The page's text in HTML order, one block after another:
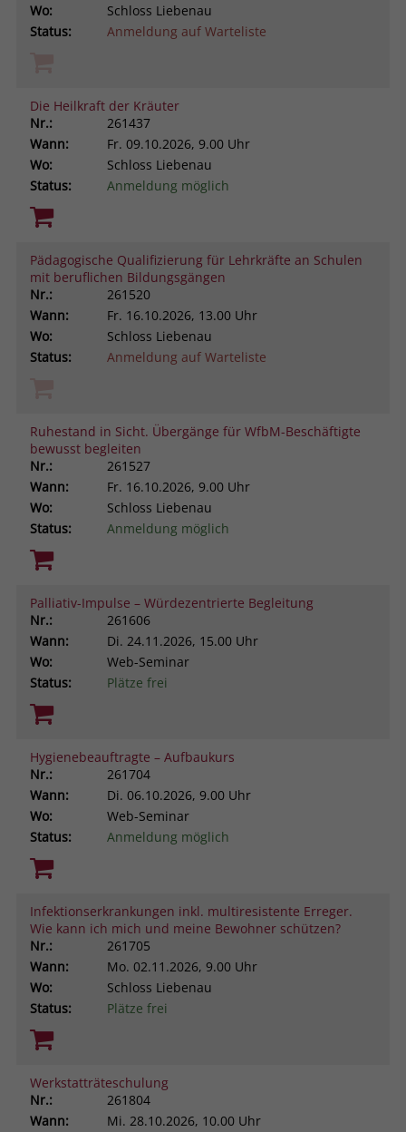
Wo:
Schloss Liebenau
Status:
Anmeldung auf Warteliste
Die Heilkraft der Kräuter
Nr.:
261437
Wann:
Fr. 09.10.2026, 9.00 Uhr
Wo:
Schloss Liebenau
Status:
Anmeldung möglich
Pädagogische Qualifizierung für Lehrkräfte an Schulen
mit beruflichen Bildungsgängen
Nr.:
261520
Wann:
Fr. 16.10.2026, 13.00 Uhr
Wo:
Schloss Liebenau
Status:
Anmeldung auf Warteliste
Ruhestand in Sicht. Übergänge für WfbM-Beschäftigte
bewusst begleiten
Nr.:
261527
Wann:
Fr. 16.10.2026, 9.00 Uhr
Wo:
Schloss Liebenau
Status:
Anmeldung möglich
Palliativ-Impulse – Würdezentrierte Begleitung
Nr.:
261606
Wann:
Di. 24.11.2026, 15.00 Uhr
Wo:
Web-Seminar
Status:
Plätze frei
Hygienebeauftragte – Aufbaukurs
Nr.:
261704
Wann:
Di. 06.10.2026, 9.00 Uhr
Wo:
Web-Seminar
Status:
Anmeldung möglich
Infektionserkrankungen inkl. multiresistente Erreger.
Wie kann ich mich und meine Bewohner schützen?
Nr.:
261705
Wann:
Mo. 02.11.2026, 9.00 Uhr
Wo:
Schloss Liebenau
Status:
Plätze frei
Werkstatträteschulung
Nr.:
261804
Wann:
Mi. 28.10.2026, 10.00 Uhr